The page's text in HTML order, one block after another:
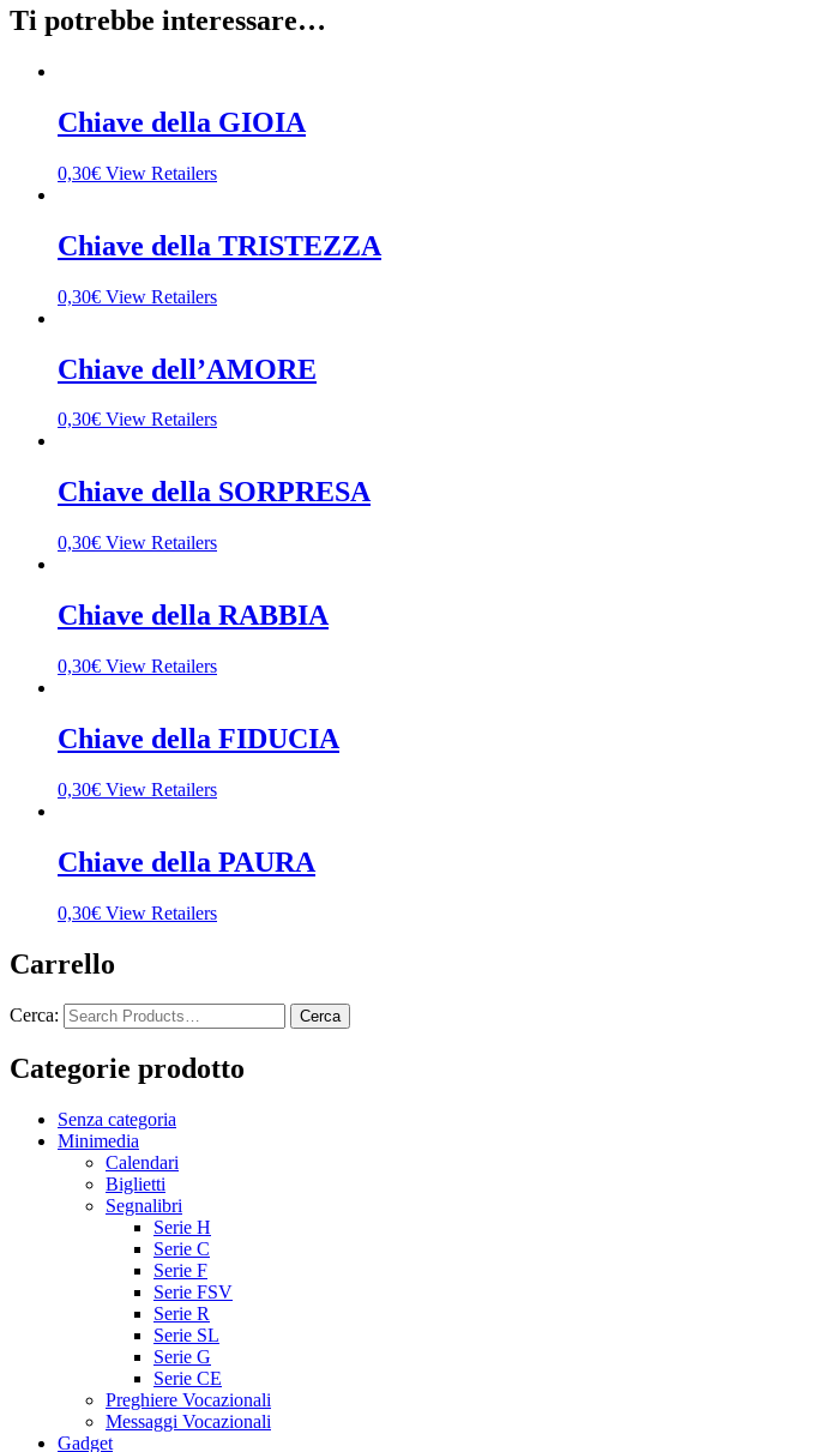
Ti potrebbe interessare…
Chiave della GIOIA
0,30€ View Retailers
Chiave della TRISTEZZA
0,30€ View Retailers
Chiave dell’AMORE
0,30€ View Retailers
Chiave della SORPRESA
0,30€ View Retailers
Chiave della RABBIA
0,30€ View Retailers
Chiave della FIDUCIA
0,30€ View Retailers
Chiave della PAURA
0,30€ View Retailers
Carrello
Cerca:
Categorie prodotto
Senza categoria
Minimedia
Calendari
Biglietti
Segnalibri
Serie H
Serie C
Serie F
Serie FSV
Serie R
Serie SL
Serie G
Serie CE
Preghiere Vocazionali
Messaggi Vocazionali
Gadget